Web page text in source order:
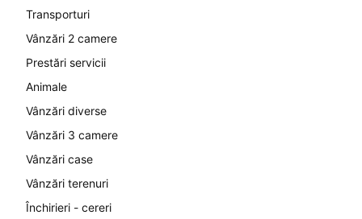
Transporturi
Vânzări 2 camere
Prestări servicii
Animale
Vânzări diverse
Vânzări 3 camere
Vânzări case
Vânzări terenuri
Închirieri - cereri